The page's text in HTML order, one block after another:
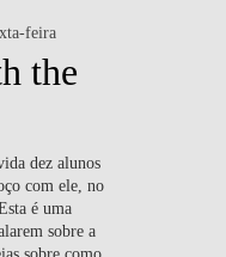
feira
the
dez alunos
com ele, no
é uma
sobre a
sobre como